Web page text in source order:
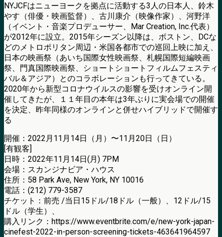
NYJCFはニューヨークを拠点に活動する3人の日本人、鈴木
やす（俳優・映画監督）、古川康介（映像作家）、河野洋
（イベント・音楽プロデューサー、Mar Creation, Inc.代表）
が2012年に設立。2015年シーズン以降は、ボストン、DCな
どのメトロポリタン周辺・米国各都市での巡回上映に加え、
日本の映画祭（あいち国際女性映画祭、札幌国際短編映画
祭、門真国際映画祭、ショートショートフィルムフェスティ
バル＆アジア）とのコラボレーションも行ってきている。
2020年から新型コロナウイルスの影響を受けオンライン開
催してきたが、１１年目の本年は3年ぶりに実会場での開催
を決定、昨年同様のオンラインと併せハイブリッドで開催す
る
開催：2022月11月14日（月）〜11月20日（日）
[有観客]
日時：2022年11月14日(月) 7PM
会場：スカンジナビア・ハウス
住所：58 Park Ave, New York, NY 10016
電話：(212) 779-3587
チケット：前売 /当日15ドル/18ドル（一般）、12ドル/15
ドル（学生）、
購入リンク：https://www.eventbrite.com/e/new-york-japan-
cinefest-2022-in-person-screening-tickets-463641964597